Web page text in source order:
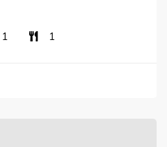
1 1